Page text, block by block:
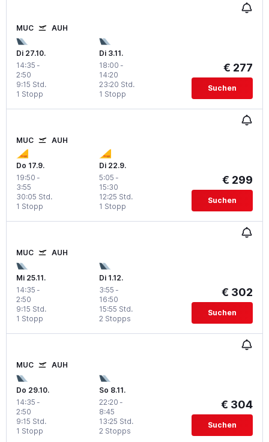
MUC AUH
Di 27.10.
14:35 -
2:50
1 Stopp
9:15 Std.
Di 3.11.
18:00 -
14:20
1 Stopp
23:20 Std.
€ 277
Suchen
MUC AUH
Do 17.9.
19:50 -
3:55
1 Stopp
30:05 Std.
Di 22.9.
5:05 -
15:30
1 Stopp
12:25 Std.
€ 299
Suchen
MUC AUH
Mi 25.11.
14:35 -
2:50
1 Stopp
9:15 Std.
Di 1.12.
3:55 -
16:50
2 Stopps
15:55 Std.
€ 302
Suchen
MUC AUH
Do 29.10.
14:35 -
2:50
1 Stopp
9:15 Std.
So 8.11.
22:20 -
8:45
2 Stopps
13:25 Std.
€ 304
Suchen